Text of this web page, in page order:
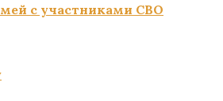
с участниками СВО